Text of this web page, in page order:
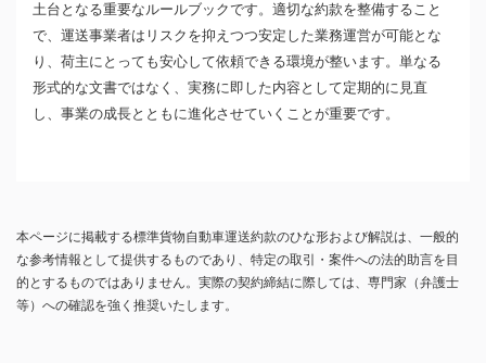
土台となる重要なルールブックです。適切な約款を整備すること
で、運送事業者はリスクを抑えつつ安定した業務運営が可能とな
り、荷主にとっても安心して依頼できる環境が整います。単なる
形式的な文書ではなく、実務に即した内容として定期的に見直
し、事業の成長とともに進化させていくことが重要です。
本ページに掲載する標準貨物自動車運送約款のひな形および解説は、一般的
な参考情報として提供するものであり、特定の取引・案件への法的助言を目
的とするものではありません。実際の契約締結に際しては、専門家（弁護士
等）への確認を強く推奨いたします。